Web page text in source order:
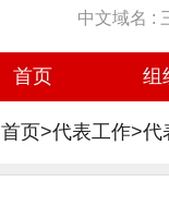
中文域名 :
首页 组
首页>代表工作>代